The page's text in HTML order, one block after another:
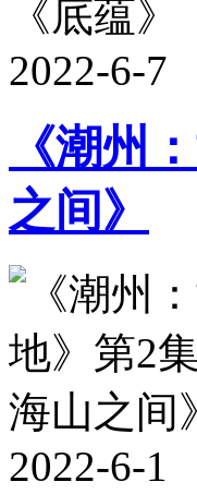
2022-6-7
《潮州
之间》
2022-6-1